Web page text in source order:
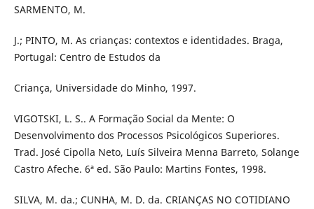
SARMENTO, M.
J.; PINTO, M. As crianças: contextos e identidades. Braga,
Portugal: Centro de Estudos da
Criança, Universidade do Minho, 1997.
VIGOTSKI, L. S.. A Formação Social da Mente: O
Desenvolvimento dos Processos Psicológicos Superiores.
Trad. José Cipolla Neto, Luís Silveira Menna Barreto, Solange
Castro Afeche. 6ª ed. São Paulo: Martins Fontes, 1998.
SILVA, M. da.; CUNHA, M. D. da. CRIANÇAS NO COTIDIANO